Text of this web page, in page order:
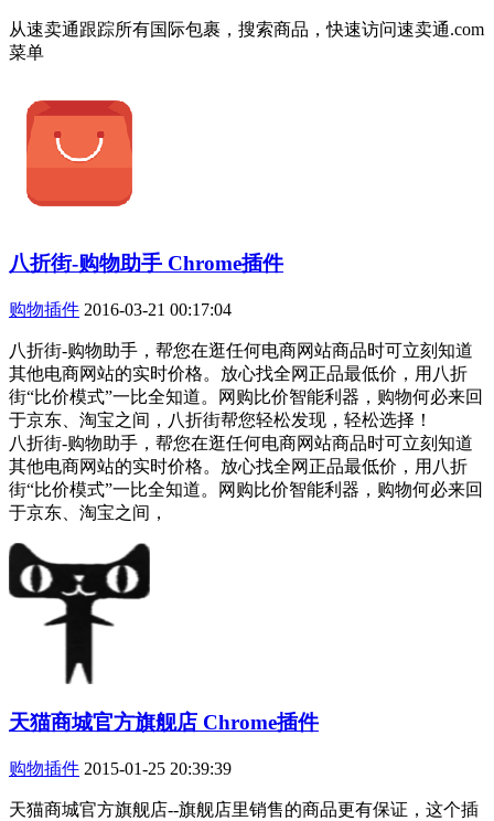
从速卖通跟踪所有国际包裹，搜索商品，快速访问速卖通.com
菜单
八折街-购物助手 Chrome插件
购物插件 2016-03-21 00:17:04
八折街-购物助手，帮您在逛任何电商网站商品时可立刻知道
其他电商网站的实时价格。放心找全网正品最低价，用八折
街“比价模式”一比全知道。网购比价智能利器，购物何必来回
于京东、淘宝之间，八折街帮您轻松发现，轻松选择！
八折街-购物助手，帮您在逛任何电商网站商品时可立刻知道
其他电商网站的实时价格。放心找全网正品最低价，用八折
街“比价模式”一比全知道。网购比价智能利器，购物何必来回
于京东、淘宝之间，
天猫商城官方旗舰店 Chrome插件
购物插件 2015-01-25 20:39:39
天猫商城官方旗舰店--旗舰店里销售的商品更有保证，这个插